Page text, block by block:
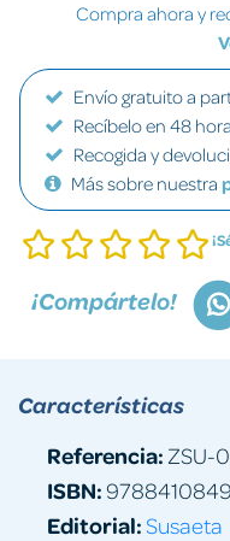
Compra ahora y
Envío gratuito a
Recíbelo en 48
Recogida y
Más sobre nuestra
¡Compártelo!
Características
Referencia: ZSU-
ISBN:
Editorial:Susaeta